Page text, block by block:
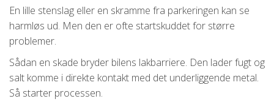
En lille stenslag eller en skramme fra parkeringen kan se
harmløs ud. Men den er ofte startskuddet for større
problemer.
Sådan en skade bryder bilens lakbarriere. Den lader fugt og
salt komme i direkte kontakt med det underliggende metal.
Så starter processen.